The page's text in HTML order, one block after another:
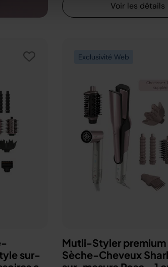
Voir les détails
sur-
Exclusivité Web
Mutli-Styler premium
Sèche-Cheveux